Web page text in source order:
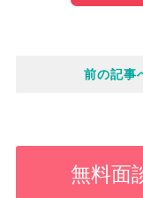
前の記事
無料面